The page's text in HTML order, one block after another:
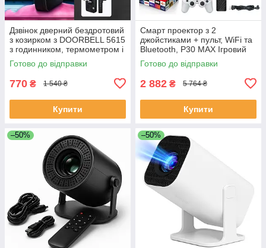
Дзвінок дверний бездротовий
з козирком з DOORBELL 5615
з годинником, термометром і
показником вологості RA-32
Готово до відправки
770 ₴ 1 540 ₴
Купити
Смарт проектор з 2
джойстиками + пульт, WiFi та
Bluetooth, Р30 МАХ Ігровий
проектор для дому приставка
UX-20
Готово до відправки
2 882 ₴ 5 764 ₴
Купити
–50% –50%